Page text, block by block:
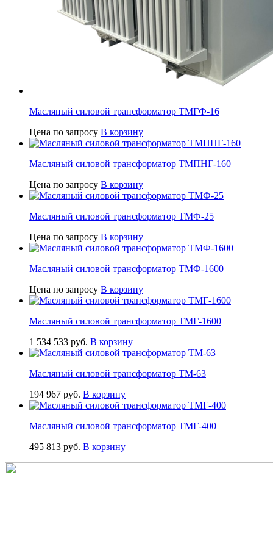
Масляный силовой трансформатор ТМГФ-16
Цена по запросу В корзину
Масляный силовой трансформатор ТМПНГ-160
Цена по запросу В корзину
Масляный силовой трансформатор ТМФ-25
Цена по запросу В корзину
Масляный силовой трансформатор ТМФ-1600
Цена по запросу В корзину
Масляный силовой трансформатор ТМГ-1600
1 534 533 руб. В корзину
Масляный силовой трансформатор ТМ-63
194 967 руб. В корзину
Масляный силовой трансформатор ТМГ-400
495 813 руб. В корзину